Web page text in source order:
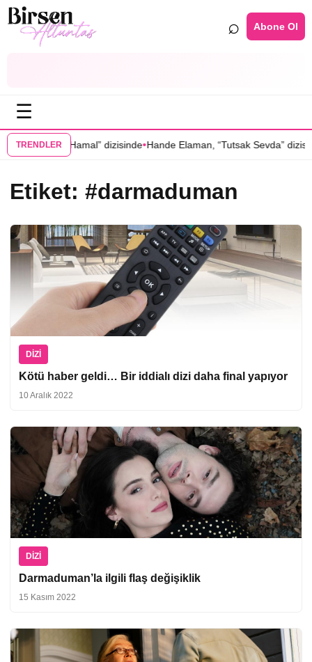
⌕ Abone Ol
☰
TRENDLER“Hamal” dizisinde•Hande Elaman, “Tutsak Sevda” dizisinin
Etiket: #darmaduman
DIZI
Kötü haber geldi… Bir iddialı dizi daha final yapıyor
10 Aralık 2022
DIZI
Darmaduman’la ilgili flaş değişiklik
15 Kasım 2022